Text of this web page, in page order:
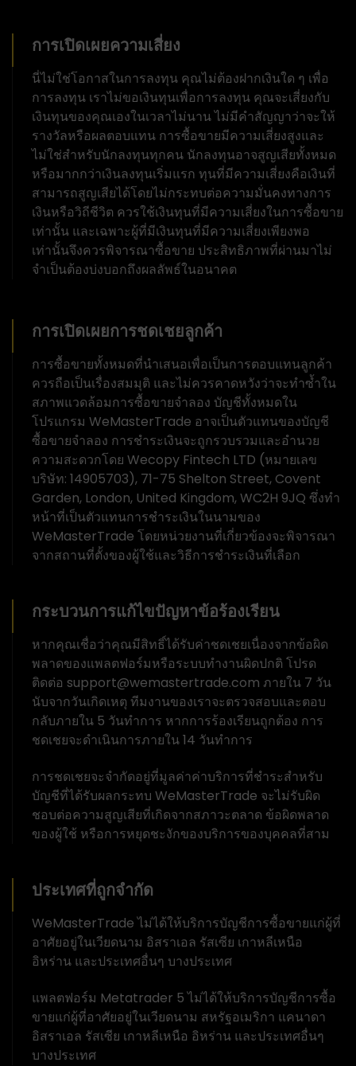
การเปิดเผยความเสี่ยง
นี่ไม่ใช่โอกาสในการลงทุน คุณไม่ต้องฝากเงินใด ๆ เพื่อ
การลงทุน เราไม่ขอเงินทุนเพื่อการลงทุน คุณจะเสี่ยงกับ
เงินทุนของคุณเองในเวลาไม่นาน ไม่มีคำสัญญาว่าจะให้
รางวัลหรือผลตอบแทน การซื้อขายมีความเสี่ยงสูงและ
ไม่ใช่สำหรับนักลงทุนทุกคน นักลงทุนอาจสูญเสียทั้งหมด
หรือมากกว่าเงินลงทุนเริ่มแรก ทุนที่มีความเสี่ยงคือเงินที่
สามารถสูญเสียได้โดยไม่กระทบต่อความมั่นคงทางการ
เงินหรือวิถีชีวิต ควรใช้เงินทุนที่มีความเสี่ยงในการซื้อขาย
เท่านั้น และเฉพาะผู้ที่มีเงินทุนที่มีความเสี่ยงเพียงพอ
เท่านั้นจึงควรพิจารณาซื้อขาย ประสิทธิภาพที่ผ่านมาไม่
จำเป็นต้องบ่งบอกถึงผลลัพธ์ในอนาคต
การเปิดเผยการชดเชยลูกค้า
การซื้อขายทั้งหมดที่นำเสนอเพื่อเป็นการตอบแทนลูกค้า
ควรถือเป็นเรื่องสมมุติ และไม่ควรคาดหวังว่าจะทำซ้ำใน
สภาพแวดล้อมการซื้อขายจำลอง บัญชีทั้งหมดใน
โปรแกรม WeMasterTrade อาจเป็นตัวแทนของบัญชี
ซื้อขายจำลอง การชำระเงินจะถูกรวบรวมและอำนวย
ความสะดวกโดย Wecopy Fintech LTD (หมายเลข
บริษัท: 14905703), 71-75 Shelton Street, Covent
Garden, London, United Kingdom, WC2H 9JQ ซึ่งทำ
หน้าที่เป็นตัวแทนการชำระเงินในนามของ
WeMasterTrade โดยหน่วยงานที่เกี่ยวข้องจะพิจารณา
จากสถานที่ตั้งของผู้ใช้และวิธีการชำระเงินที่เลือก
กระบวนการแก้ไขปัญหาข้อร้องเรียน
หากคุณเชื่อว่าคุณมีสิทธิ์ได้รับค่าชดเชยเนื่องจากข้อผิด
พลาดของแพลตฟอร์มหรือระบบทำงานผิดปกติ โปรด
ติดต่อ support@wemastertrade.com ภายใน 7 วัน
นับจากวันเกิดเหตุ ทีมงานของเราจะตรวจสอบและตอบ
กลับภายใน 5 วันทำการ หากการร้องเรียนถูกต้อง การ
ชดเชยจะดำเนินการภายใน 14 วันทำการ
การชดเชยจะจำกัดอยู่ที่มูลค่าค่าบริการที่ชำระสำหรับ
บัญชีที่ได้รับผลกระทบ WeMasterTrade จะไม่รับผิด
ชอบต่อความสูญเสียที่เกิดจากสภาวะตลาด ข้อผิดพลาด
ของผู้ใช้ หรือการหยุดชะงักของบริการของบุคคลที่สาม
ประเทศที่ถูกจำกัด
WeMasterTrade ไม่ได้ให้บริการบัญชีการซื้อขายแก่ผู้ที่
อาศัยอยู่ในเวียดนาม อิสราเอล รัสเซีย เกาหลีเหนือ
อิหร่าน และประเทศอื่นๆ บางประเทศ
แพลตฟอร์ม Metatrader 5 ไม่ได้ให้บริการบัญชีการซื้อ
ขายแก่ผู้ที่อาศัยอยู่ในเวียดนาม สหรัฐอเมริกา แคนาดา
อิสราเอล รัสเซีย เกาหลีเหนือ อิหร่าน และประเทศอื่นๆ
บางประเทศ